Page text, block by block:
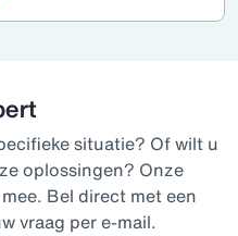
situatie? Of wilt u
oplossingen? Onze
Bel direct met een
vraag per e-mail.